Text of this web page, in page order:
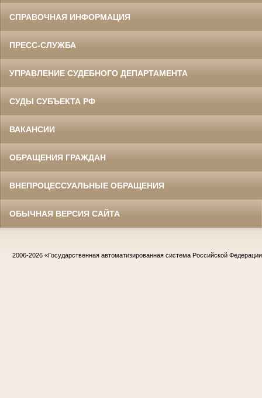
СПРАВОЧНАЯ ИНФОРМАЦИЯ
ПРЕСС-СЛУЖБА
УПРАВЛЕНИЕ СУДЕБНОГО ДЕПАРТАМЕНТА
СУДЫ СУБЪЕКТА РФ
ВАКАНСИИ
ОБРАЩЕНИЯ ГРАЖДАН
ВНЕПРОЦЕССУАЛЬНЫЕ ОБРАЩЕНИЯ
ОБЫЧНАЯ ВЕРСИЯ САЙТА
2006-2026 «Государственная автоматизированная система Российской